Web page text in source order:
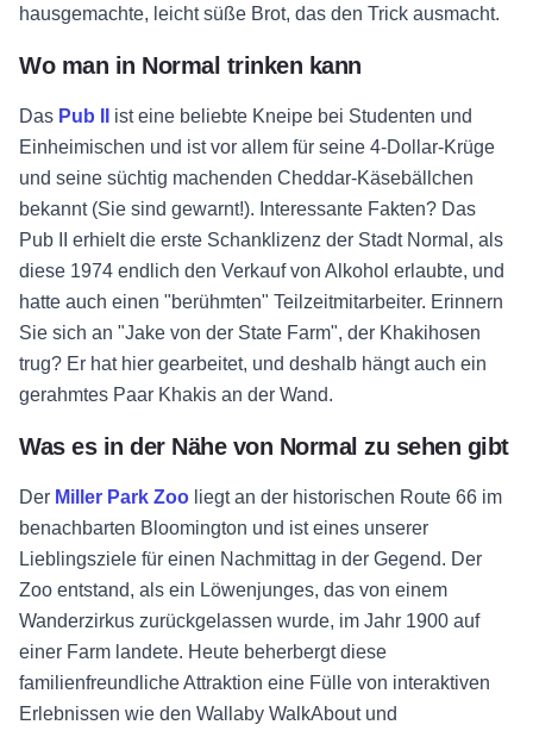
hausgemachte, leicht süße Brot, das den Trick ausmacht.
Wo man in Normal trinken kann
Das Pub II
ist eine beliebte Kneipe bei Studenten und
Einheimischen und ist vor allem für seine 4-Dollar-Krüge
und seine süchtig machenden Cheddar-Käsebällchen
bekannt (Sie sind gewarnt!). Interessante Fakten? Das
Pub II erhielt die erste Schanklizenz der Stadt Normal, als
diese 1974 endlich den Verkauf von Alkohol erlaubte, und
hatte auch einen "berühmten" Teilzeitmitarbeiter. Erinnern
Sie sich an "Jake von der State Farm", der Khakihosen
trug? Er hat hier gearbeitet, und deshalb hängt auch ein
gerahmtes Paar Khakis an der Wand.
Was es in der Nähe von Normal zu sehen gibt
Der Miller Park Zoo liegt an der historischen Route 66 im
benachbarten Bloomington und ist eines unserer
Lieblingsziele für einen Nachmittag in der Gegend. Der
Zoo entstand, als ein Löwenjunges, das von einem
Wanderzirkus zurückgelassen wurde, im Jahr 1900 auf
einer Farm landete. Heute beherbergt diese
familienfreundliche Attraktion eine Fülle von interaktiven
Erlebnissen wie den Wallaby WalkAbout und